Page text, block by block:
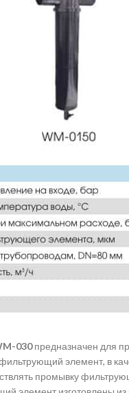
030предназначен для
элемент, в
промывку